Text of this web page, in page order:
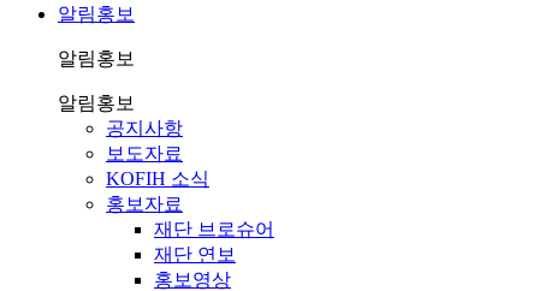
알림홍보
알림홍보
알림홍보
공지사항
보도자료
KOFIH 소식
홍보자료
재단 브로슈어
재단 연보
홍보영상